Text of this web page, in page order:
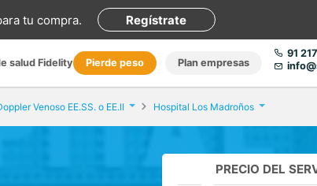
tu compra. Regístrate
salud Fidelity Pierde peso Plan empresas
91
Venoso EE.SS. o EE.II Hospital Los Madroños
PRECIO DEL